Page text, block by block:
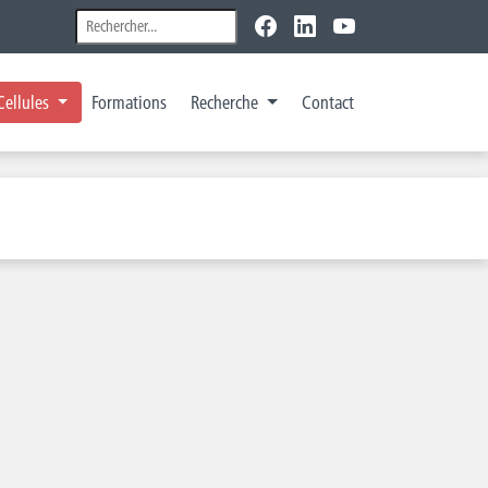
Formations Recherche Contact